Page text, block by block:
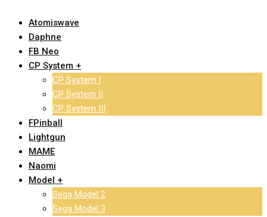
Atomiswave
Daphne
FB Neo
CP System +
CP System I
CP System II
CP System III
FPinball
Lightgun
MAME
Naomi
Model +
Sega Model 2
Sega Model 3